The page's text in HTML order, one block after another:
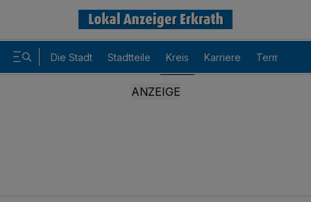
Die Stadt Stadtteile Kreis Karriere Termine